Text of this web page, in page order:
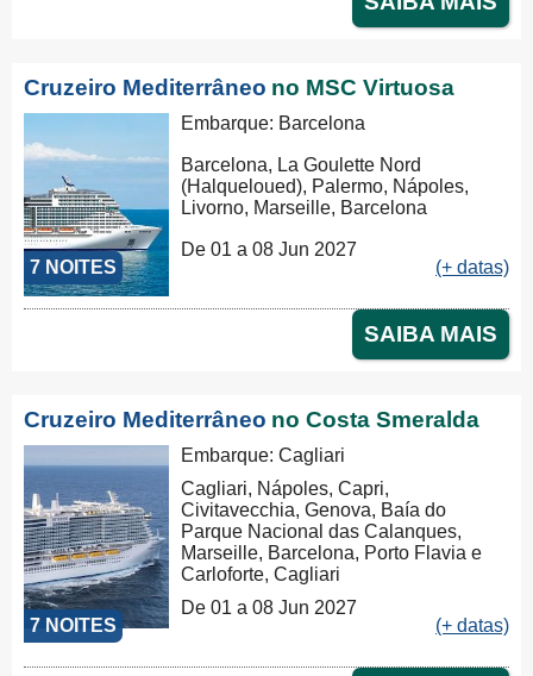
Cruzeiro Mediterrâneo no MSC Virtuosa
7 NOITES
Embarque: Barcelona
Barcelona, La Goulette Nord
(Halqueloued), Palermo, Nápoles,
Livorno, Marseille, Barcelona
De 01 a 08 Jun 2027
(+ datas)
SAIBA MAIS
Cruzeiro Mediterrâneo no Costa Smeralda
7 NOITES
Embarque: Cagliari
Cagliari, Nápoles, Capri,
Civitavecchia, Genova, Baía do
Parque Nacional das Calanques,
Marseille, Barcelona, Porto Flavia e
Carloforte, Cagliari
De 01 a 08 Jun 2027
(+ datas)